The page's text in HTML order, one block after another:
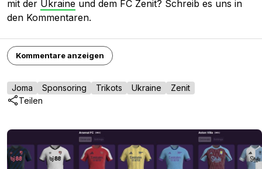
mit der Ukraine und dem FC Zenit? Schreib es uns in
den Kommentaren.
Kommentare anzeigen
Joma Sponsoring Trikots Ukraine
Zenit
Teilen